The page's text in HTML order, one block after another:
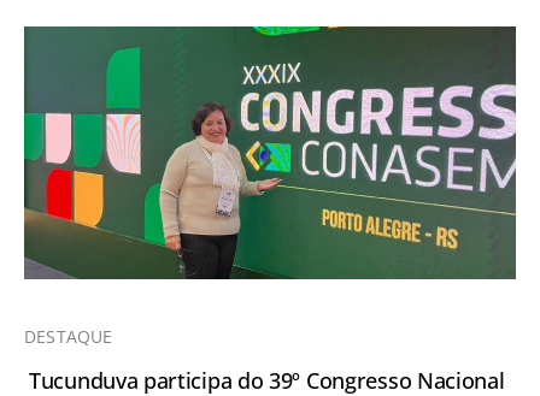
DESTAQUE
Tucunduva participa do 39º Congresso Nacional